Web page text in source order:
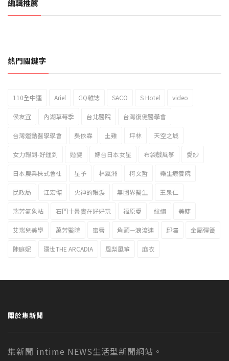
編輯推薦
2023新北市北海岸國際風箏節「風在石起」霸氣回歸
熱門關鍵字
110全中運 Ariel GQ雜誌 SACO S Hotel video
侯友宜 內湖草莓季 台北醫院 台灣復健醫學會
台灣運動醫學學會 吳依霖 土雞 坪林 天空之城
女力報到-好運到 婚變 嫁台日本女星 布袋戲風箏 愛紗
日本農業株式會社 星予 林瀛洲 柯文哲 樂生療養院
民政局 江宏傑 火神的眼淚 無國界醫生 王泉仁
瑞芳氣象站 石門十景實在好好玩 福原愛 紋繡 美睫
艾瑞兒美學 萬芳醫院 蜜唇 角頭－浪流連 邱澤 金屬彈簧
陳庭妮 隱世THE ARCADIA 風梨風箏 麻衣
關於集新聞
集新聞 intime NEWS生活型新聞網站。